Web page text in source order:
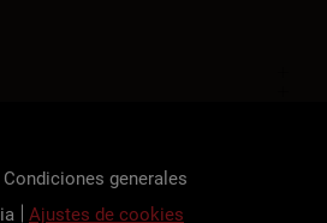
Condiciones generales
Ajustes de cookies